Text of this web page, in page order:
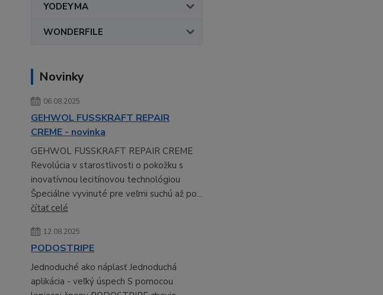
YODEYMA
WONDERFILE
Novinky
06.08.2025
GEHWOL FUSSKRAFT REPAIR
CREME - novinka
GEHWOL FUSSKRAFT REPAIR CREME
Revolúcia v starostlivosti o pokožku s
inovatívnou lecitínovou technológiou
Špeciálne vyvinuté pre veľmi suchú až po...
čítať celé
12.08.2025
PODOSTRIPE
Jednoduché ako náplasť Jednoduchá
aplikácia - veľký úspech S pomocou